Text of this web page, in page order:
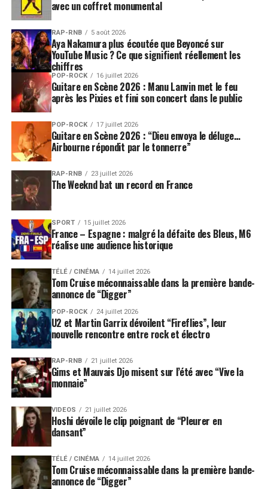
avec un coffret monumental
RAP-RNB 5 août 2026
Aya Nakamura plus écoutée que Beyoncé sur
YouTube Music ? Ce que signifient réellement les
chiffres
POP-ROCK 16 juillet 2026
Guitare en Scène 2026 : Manu Lanvin met le feu
après les Pixies et fini son concert dans le public
POP-ROCK 17 juillet 2026
Guitare en Scène 2026 : “Dieu envoya le déluge…
Airbourne répondit par le tonnerre”
RAP-RNB 23 juillet 2026
The Weeknd bat un record en France
SPORT 15 juillet 2026
France – Espagne : malgré la défaite des Bleus, M6
réalise une audience historique
TÉLÉ / CINÉMA 14 juillet 2026
Tom Cruise méconnaissable dans la première bande-
annonce de “Digger”
POP-ROCK 24 juillet 2026
U2 et Martin Garrix dévoilent “Fireflies”, leur
nouvelle rencontre entre rock et électro
RAP-RNB 21 juillet 2026
Gims et Mauvais Djo misent sur l’été avec “Vive la
monnaie”
VIDEOS 21 juillet 2026
Hoshi dévoile le clip poignant de “Pleurer en
dansant”
TÉLÉ / CINÉMA 14 juillet 2026
Tom Cruise méconnaissable dans la première bande-
annonce de “Digger”